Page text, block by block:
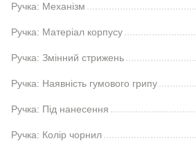
Ручка: Механізм
Ручка: Матеріал корпусу
Ручка: Змінний стрижень
Ручка: Наявність гумового грипу
Ручка: Під нанесення
Ручка: Колір чорнил